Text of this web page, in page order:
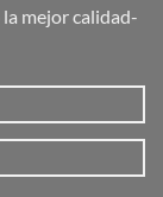
mejor calidad-